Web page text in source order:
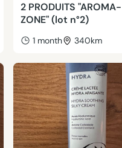
2 PRODUITS "AROMA-
ZONE" (lot n°2)
1 month 340km